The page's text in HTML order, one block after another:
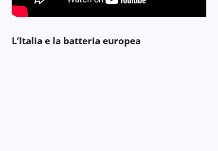
L’Italia e la batteria europea